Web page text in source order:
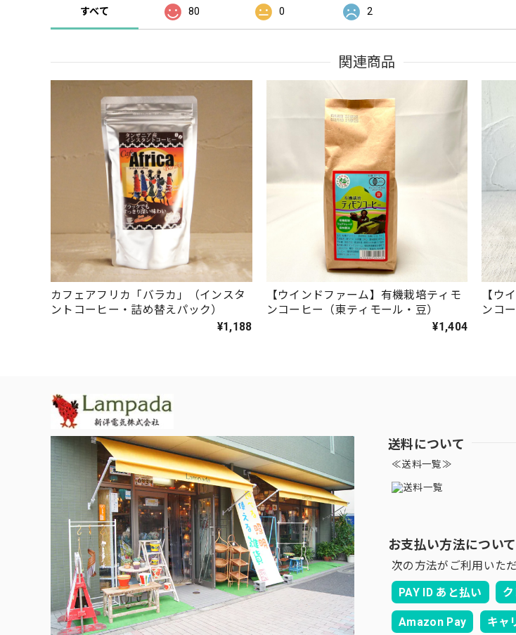
すべて 80 0 2
関連商品
カフェアフリカ「バラカ」（インスタ
ントコーヒー・詰め替えパック）
¥1,188
【ウインドファーム】有機栽培ティモ
ンコーヒー（東ティモール・豆）
¥1,404
【ウ
ンコ
送料について
≪送料一覧≫
お支払い方法について
次の方法がご利用いただ
PAY ID あと払い
Amazon Pay キャ